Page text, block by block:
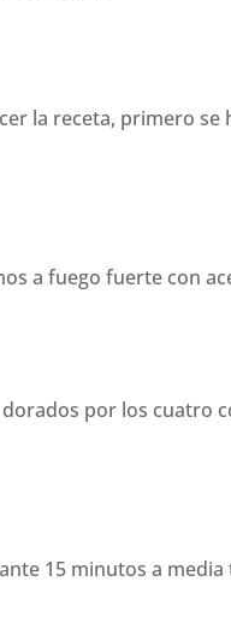
la receta, primero
a fuego fuerte con
por los cuatro
15 minutos a